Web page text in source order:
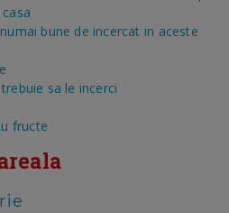
bune de incercat in aceste
sa le incerci
fructe